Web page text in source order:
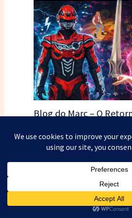
Blog do Marc – O
Filme de Boneco
Gavan Infinity, o fim de
novo filme do He-Man Ao
anos, a franquia Super
fim —…